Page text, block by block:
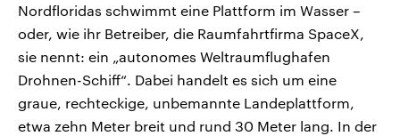
Nordfloridas schwimmt eine Plattform im Wasser –
oder, wie ihr Betreiber, die Raumfahrtfirma SpaceX,
sie nennt: ein „autonomes Weltraumflughafen
Drohnen-Schiff“. Dabei handelt es sich um eine
graue, rechteckige, unbemannte Landeplattform,
etwa zehn Meter breit und rund 30 Meter lang. In der